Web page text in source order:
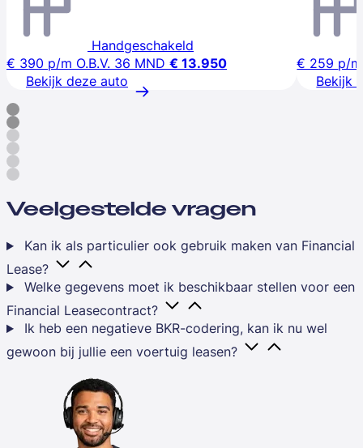
Handgeschakeld
€ 390 p/m O.B.V. 36 MND € 13.950
Bekijk deze auto
€ 259 p/m
Bekijk
Veelgestelde vragen
Kan ik als particulier ook gebruik maken van Financial
Lease?
Welke gegevens moet ik beschikbaar stellen voor een
Financial Leasecontract?
Ik heb een negatieve BKR-codering, kan ik nu wel
gewoon bij jullie een voertuig leasen?